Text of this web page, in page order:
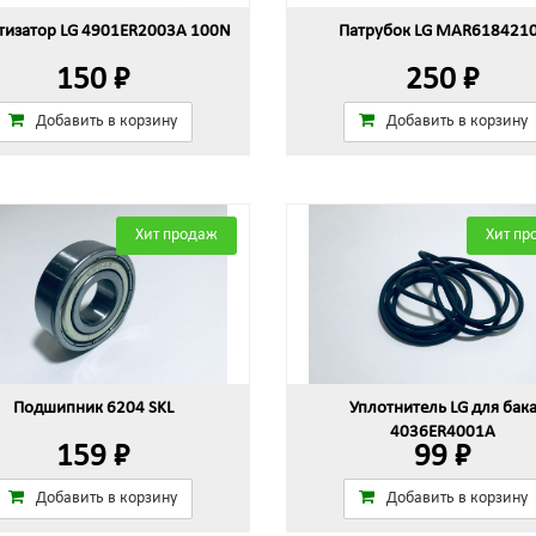
LG 4901ER2003A 100N
150 ₽
Добавить в корзину
Патрубок LG
250 ₽
Добавить в корзину
Хит продаж
Подшипник 6204 SKL
159 ₽
Добавить в корзину
Хит
Уплотнитель LG для бака
4036ER4001A
99 ₽
Добавить в корзину